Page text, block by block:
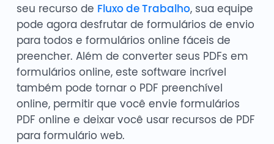
seu recurso de Fluxo de Trabalho, sua equipe
pode agora desfrutar de formulários de envio
para todos e formulários online fáceis de
preencher. Além de converter seus PDFs em
formulários online, este software incrível
também pode tornar o PDF preenchível
online, permitir que você envie formulários
PDF online e deixar você usar recursos de PDF
para formulário web.